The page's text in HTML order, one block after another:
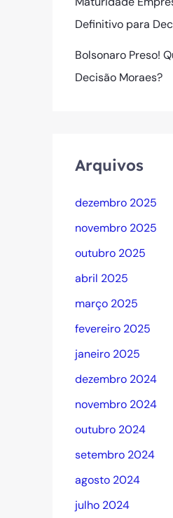
Definitivo para
Bolsonaro Preso!
Decisão Moraes?
Arquivos
dezembro 2025
novembro 2025
outubro 2025
abril 2025
março 2025
fevereiro 2025
janeiro 2025
dezembro 2024
novembro 2024
outubro 2024
setembro 2024
agosto 2024
julho 2024